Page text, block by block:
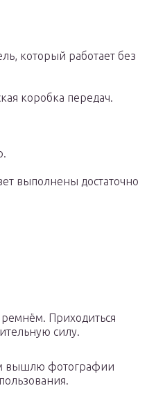
который работает без
коробка передач.
выполнены достаточно
ремнём. Приходиться
силу.
вышлю фотографии